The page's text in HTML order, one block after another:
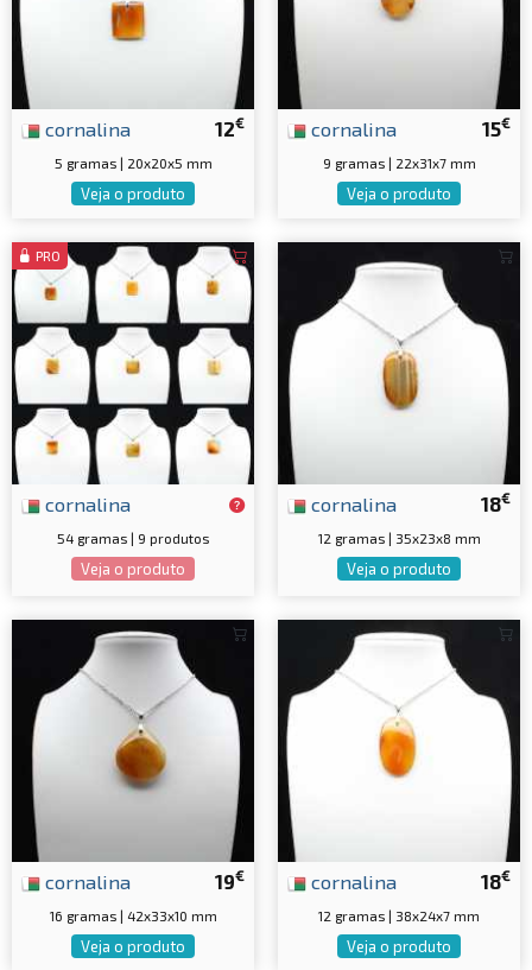
12€
cornalina
5 gramas | 20x20x5 mm
Veja o produto
15€
cornalina
9 gramas | 22x31x7 mm
Veja o produto
PRO
cornalina
54 gramas | 9 produtos
Veja o produto
18€
cornalina
12 gramas | 35x23x8 mm
Veja o produto
19€
cornalina
16 gramas | 42x33x10 mm
Veja o produto
18€
cornalina
12 gramas | 38x24x7 mm
Veja o produto